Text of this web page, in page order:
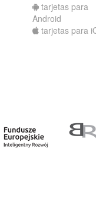
tarjetas para
Android
tarjetas para